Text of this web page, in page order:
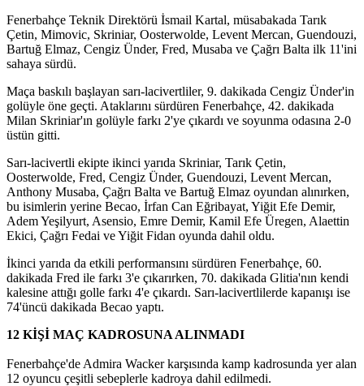
Fenerbahçe Teknik Direktörü İsmail Kartal, müsabakada Tarık
Çetin, Mimovic, Skriniar, Oosterwolde, Levent Mercan, Guendouzi,
Bartuğ Elmaz, Cengiz Ünder, Fred, Musaba ve Çağrı Balta ilk 11'ini
sahaya sürdü.
Maça baskılı başlayan sarı-lacivertliler, 9. dakikada Cengiz Ünder'in
golüyle öne geçti. Ataklarını sürdüren Fenerbahçe, 42. dakikada
Milan Skriniar'ın golüyle farkı 2'ye çıkardı ve soyunma odasına 2-0
üstün gitti.
Sarı-lacivertli ekipte ikinci yarıda Skriniar, Tarık Çetin,
Oosterwolde, Fred, Cengiz Ünder, Guendouzi, Levent Mercan,
Anthony Musaba, Çağrı Balta ve Bartuğ Elmaz oyundan alınırken,
bu isimlerin yerine Becao, İrfan Can Eğribayat, Yiğit Efe Demir,
Adem Yeşilyurt, Asensio, Emre Demir, Kamil Efe Üregen, Alaettin
Ekici, Çağrı Fedai ve Yiğit Fidan oyunda dahil oldu.
İkinci yarıda da etkili performansını sürdüren Fenerbahçe, 60.
dakikada Fred ile farkı 3'e çıkarırken, 70. dakikada Glitia'nın kendi
kalesine attığı golle farkı 4'e çıkardı. Sarı-lacivertlilerde kapanışı ise
74'üncü dakikada Becao yaptı.
12 KİŞİ MAÇ KADROSUNA ALINMADI
Fenerbahçe'de Admira Wacker karşısında kamp kadrosunda yer alan
12 oyuncu çeşitli sebeplerle kadroya dahil edilmedi.